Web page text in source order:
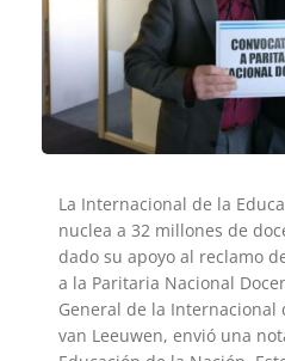
La Internacional de la
nuclea a 32 millones de
dado su apoyo al reclamo
a la Paritaria Nacional
General de la Internacional
van Leeuwen, envió una